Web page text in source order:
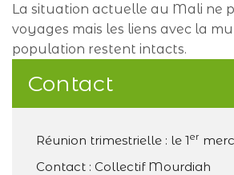
La situation actuelle au Mali ne
voyages mais les liens avec la
population restent intacts.
Contact
Réunion trimestrielle : le 1er
Contact : Collectif Mourdiah